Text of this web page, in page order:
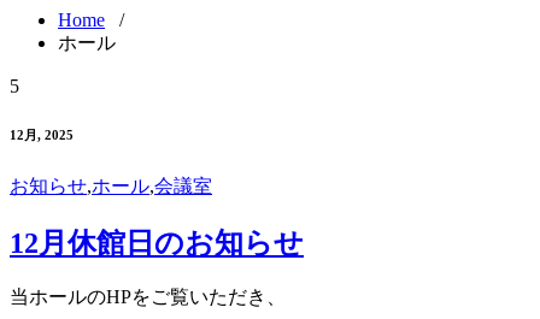
Home /
ホール
5
12月, 2025
お知らせ,ホール,会議室
12月休館日のお知らせ
当ホールのHPをご覧いただき、